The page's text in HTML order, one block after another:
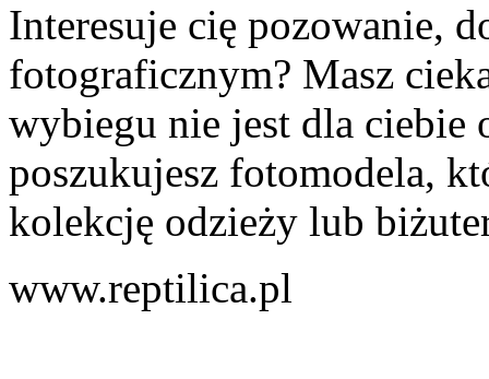
Interesuje cię pozowanie,
fotograficznym? Masz
wybiegu nie jest dla ciebie
poszukujesz fotomodela,
kolekcję odzieży lub
www.reptilica.pl